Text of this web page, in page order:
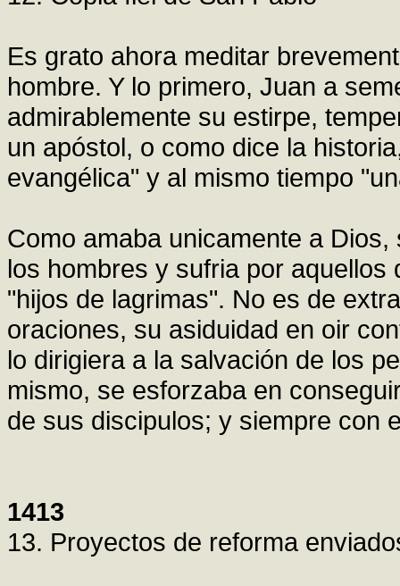
Es grato ahora meditar
hombre. Y lo primero, Juan a
admirablemente su estirpe,
un apóstol, o como dice la
evangélica" y al mismo tiempo
Como amaba unicamente a
los hombres y sufria por
"hijos de lagrimas". No es de
oraciones, su asiduidad en oir
lo dirigiera a la salvación de los
mismo, se esforzaba en
de sus discipulos; y siempre con
1413
13. Proyectos de reforma